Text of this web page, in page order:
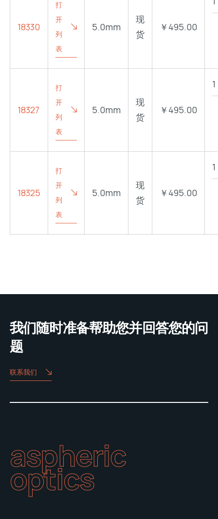
18330
打
开
列
表
5.0mm
现
货
￥495.00
18327
打
开
列
表
5.0mm
现
货
￥495.00
18325
打
开
列
表
5.0mm
现
货
￥495.00
我们随时准备帮助您并回答您的问
题
联系我们
aspheric
optics